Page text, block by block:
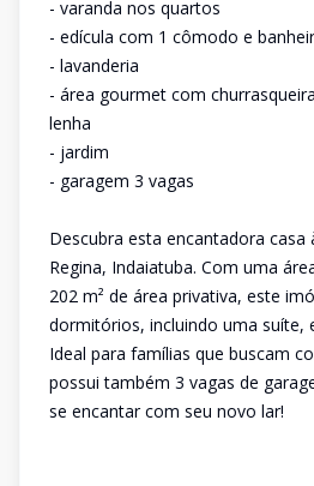
- varanda nos quartos
- edícula com 1 cômodo e
- lavanderia
- área gourmet com
lenha
- jardim
- garagem 3 vagas
Descubra esta encantadora casa
Regina, Indaiatuba. Com uma
202 m² de área privativa, este
dormitórios, incluindo uma suíte,
Ideal para famílias que buscam
possui também 3 vagas de
se encantar com seu novo lar!